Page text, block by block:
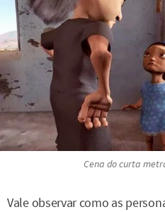
Cena do curta
Vale observar como as